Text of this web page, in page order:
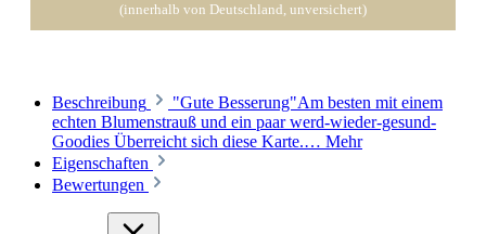
(innerhalb von Deutschland, unversichert)
Beschreibung
"Gute Besserung"Am besten mit einem
echten Blumenstrauß und ein paar werd-wieder-gesund-
Goodies Überreicht sich diese Karte.… Mehr
Eigenschaften
Bewertungen